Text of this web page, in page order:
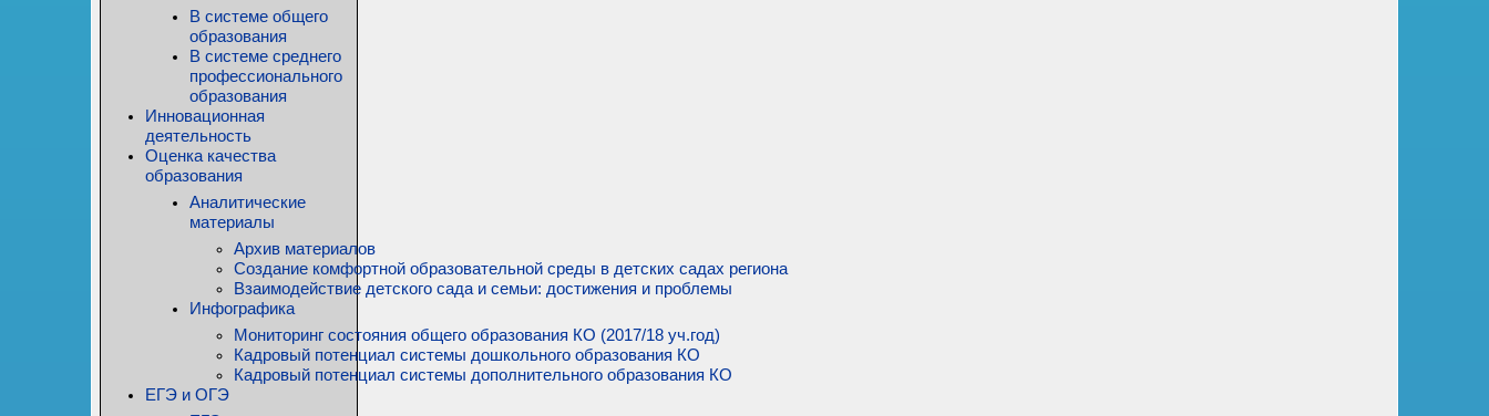
В системе общего
образования
В системе среднего
профессионального
образования
Инновационная
деятельность
Оценка качества
образования
Аналитические
материалы
Архив материалов
Создание комфортной образовательной среды в детских садах региона
Взаимодействие детского сада и семьи: достижения и проблемы
Инфографика
Мониторинг состояния общего образования КО (2017/18 уч.год)
Кадровый потенциал системы дошкольного образования КО
Кадровый потенциал системы дополнительного образования КО
ЕГЭ и ОГЭ